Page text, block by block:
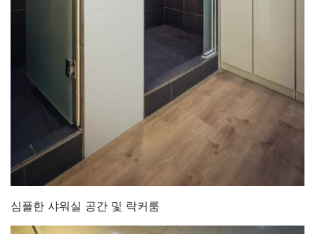
심플한 샤워실 공간 및 락커룸